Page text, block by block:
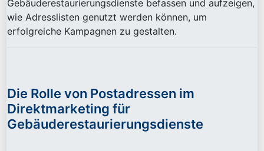
Gebäuderestaurierungsdienste befassen und aufzeigen,
wie Adresslisten genutzt werden können, um
erfolgreiche Kampagnen zu gestalten.
Die Rolle von Postadressen im
Direktmarketing für
Gebäuderestaurierungsdienste